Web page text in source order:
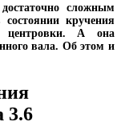
сложным
состоянии кручения
центровки. А она
вала. Об этом и
3.6